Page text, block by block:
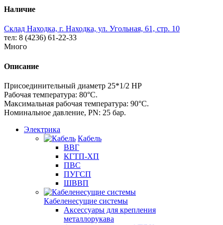
Наличие
Склад Находка, г. Находка, ул. Угольная, 61, стр. 10
тел: 8 (4236) 61-22-33
Много
Описание
Присоединительный диаметр 25*1/2 НР
Рабочая температура: 80°С.
Максимальная рабочая температура: 90°С.
Номинальное давление, PN: 25 бар.
Электрика
Кабель
ВВГ
КГТП-ХП
ПВС
ПУГСП
ШВВП
Кабеленесущие системы
Аксессуары для крепления
металлорукава